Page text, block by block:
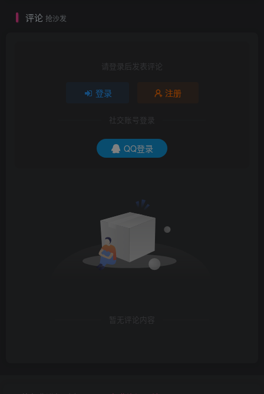
评论 抢沙发
请登录后发表评论
登录 注册
社交账号登录
QQ登录
暂无评论内容